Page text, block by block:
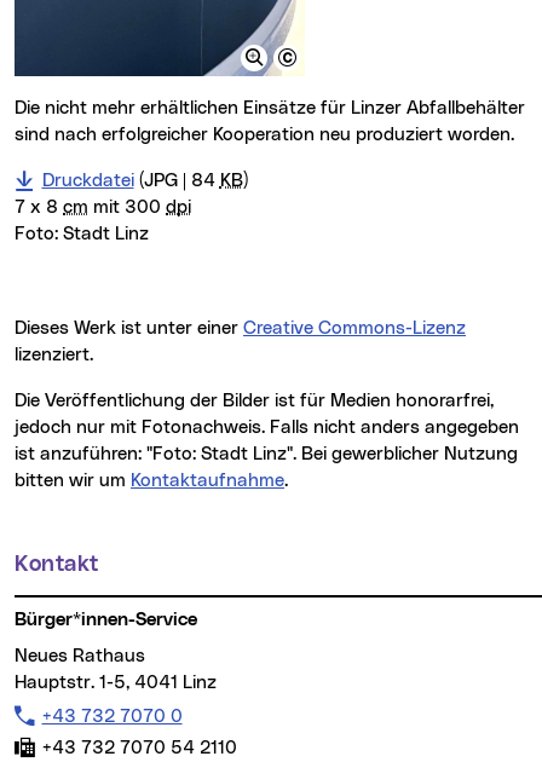
Die nicht mehr erhältlichen Einsätze für Linzer Abfallbehälter
sind nach erfolgreicher Kooperation neu produziert worden.
Druckdatei(JPG | 84 KB)
7 x 8 cm mit 300 dpi
Foto: Stadt Linz
Dieses Werk ist unter einer Creative Commons-Lizenz
lizenziert.
Die Veröffentlichung der Bilder ist für Medien honorarfrei,
jedoch nur mit Fotonachweis. Falls nicht anders angegeben
ist anzuführen: "Foto: Stadt Linz". Bei gewerblicher Nutzung
bitten wir um Kontaktaufnahme.
Weitere Informationen
Kontakt
Bürger*innen-Service
Neues Rathaus
Hauptstr. 1-5, 4041 Linz
Telefon:
+43 732 7070 0
Fax:
+43 732 7070 54 2110